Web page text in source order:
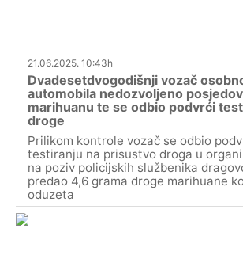
21.06.2025. 10:43h
Dvadesetdvogodišnji vozač
automobila nedozvoljeno
marihuanu te se odbio podvrći
droge
Prilikom kontrole vozač se odbio
testiranju na prisustvo droga u
na poziv policijskih službenika
predao 4,6 grama droge marihuane
oduzeta